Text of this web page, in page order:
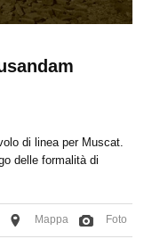
di linea per Muscat.
delle formalità di
Foto
Mappa